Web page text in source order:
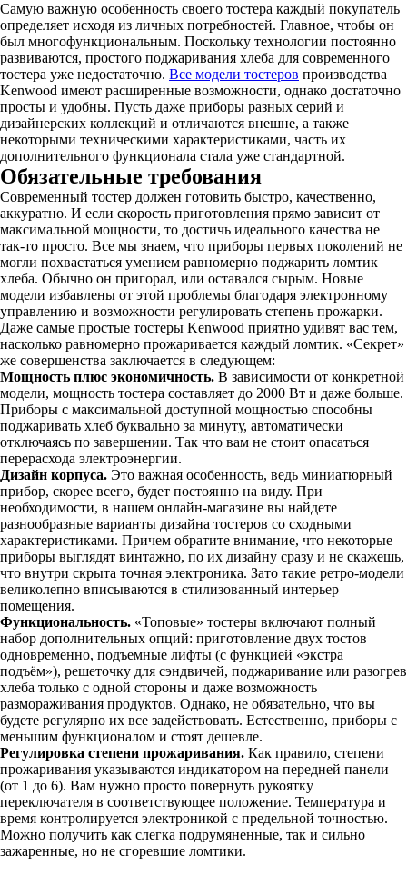
Самую важную особенность своего тостера каждый покупатель
определяет исходя из личных потребностей. Главное, чтобы он
был многофункциональным. Поскольку технологии постоянно
развиваются, простого поджаривания хлеба для современного
тостера уже недостаточно. Все модели тостеров производства
Kenwood имеют расширенные возможности, однако достаточно
просты и удобны. Пусть даже приборы разных серий и
дизайнерских коллекций и отличаются внешне, а также
некоторыми техническими характеристиками, часть их
дополнительного функционала стала уже стандартной.
Обязательные требования
Современный тостер должен готовить быстро, качественно,
аккуратно. И если скорость приготовления прямо зависит от
максимальной мощности, то достичь идеального качества не
так-то просто. Все мы знаем, что приборы первых поколений не
могли похвастаться умением равномерно поджарить ломтик
хлеба. Обычно он пригорал, или оставался сырым. Новые
модели избавлены от этой проблемы благодаря электронному
управлению и возможности регулировать степень прожарки.
Даже самые простые тостеры Kenwood приятно удивят вас тем,
насколько равномерно прожаривается каждый ломтик. «Секрет»
же совершенства заключается в следующем:
Мощность плюс экономичность. В зависимости от конкретной
модели, мощность тостера составляет до 2000 Вт и даже больше.
Приборы с максимальной доступной мощностью способны
поджаривать хлеб буквально за минуту, автоматически
отключаясь по завершении. Так что вам не стоит опасаться
перерасхода электроэнергии.
Дизайн корпуса. Это важная особенность, ведь миниатюрный
прибор, скорее всего, будет постоянно на виду. При
необходимости, в нашем онлайн-магазине вы найдете
разнообразные варианты дизайна тостеров со сходными
характеристиками. Причем обратите внимание, что некоторые
приборы выглядят винтажно, по их дизайну сразу и не скажешь,
что внутри скрыта точная электроника. Зато такие ретро-модели
великолепно вписываются в стилизованный интерьер
помещения.
Функциональность. «Топовые» тостеры включают полный
набор дополнительных опций: приготовление двух тостов
одновременно, подъемные лифты (с функцией «экстра
подъём»), решеточку для сэндвичей, поджаривание или разогрев
хлеба только с одной стороны и даже возможность
размораживания продуктов. Однако, не обязательно, что вы
будете регулярно их все задействовать. Естественно, приборы с
меньшим функционалом и стоят дешевле.
Регулировка степени прожаривания. Как правило, степени
прожаривания указываются индикатором на передней панели
(от 1 до 6). Вам нужно просто повернуть рукоятку
переключателя в соответствующее положение. Температура и
время контролируется электроникой с предельной точностью.
Можно получить как слегка подрумяненные, так и сильно
зажаренные, но не сгоревшие ломтики.